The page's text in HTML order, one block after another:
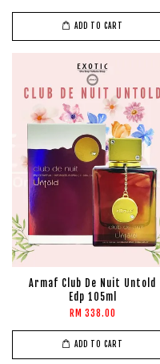
ADD TO CART
Armaf Club De Nuit Untold
Edp 105ml
RM 338.00
ADD TO CART